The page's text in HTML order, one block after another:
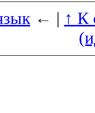
← | ↑ К